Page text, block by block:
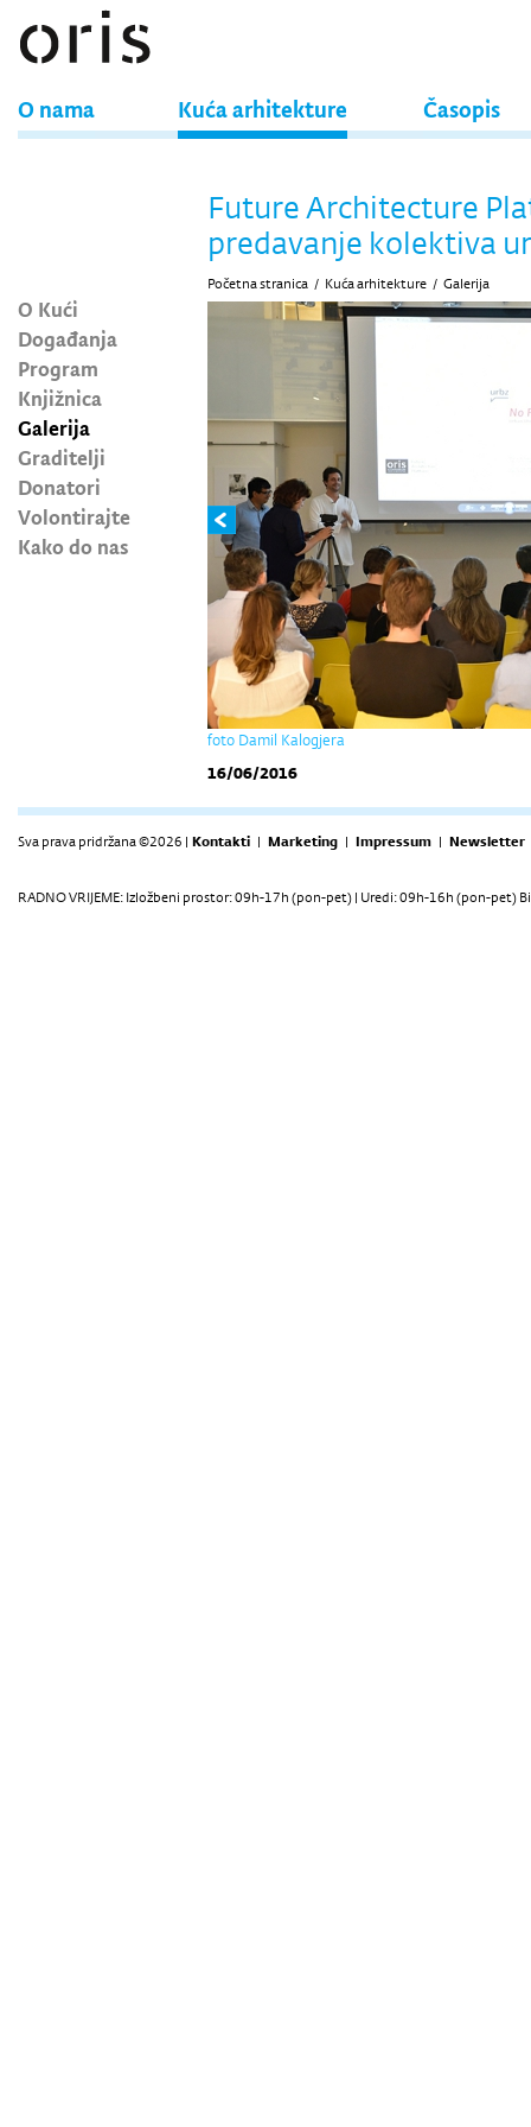
O nama Kuća arhitekture Časopis
O Kući
Događanja
Program
Knjižnica
Galerija
Graditelji
Donatori
Volontirajte
Kako do nas
Future Architecture
predavanje kolektiva
Početna stranica / Kuća arhitekture / Galerija
foto Damil Kalogjera
16/06/2016
Sva prava pridržana ©2026 | Kontakti | Marketing | Impressum | Newsletter
RADNO VRIJEME: Izložbeni prostor: 09h-17h (pon-pet) | Uredi: 09h-16h (pon-pet)